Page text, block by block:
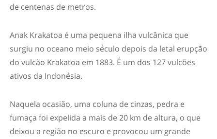
de centenas de metros.
Anak Krakatoa é uma pequena ilha vulcânica que
surgiu no oceano meio século depois da letal erupção
do vulcão Krakatoa em 1883. É um dos 127 vulcões
ativos da Indonésia.
Naquela ocasião, uma coluna de cinzas, pedra e
fumaça foi expelida a mais de 20 km de altura, o que
deixou a região no escuro e provocou um grande